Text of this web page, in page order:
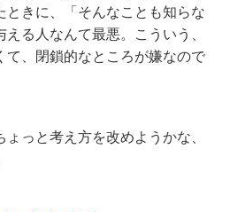
きに、「そんなことも知らな
る人なんて最悪。こういう、
て、閉鎖的なところが嫌なので
っと考え方を改めようかな、